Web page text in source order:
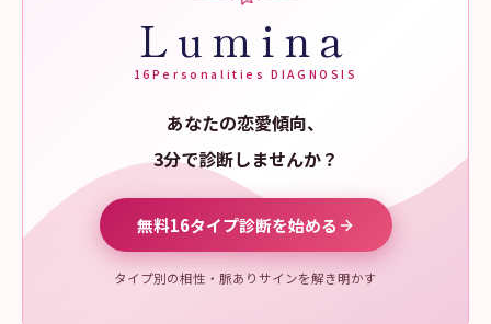
Lumina
16Personalities DIAGNOSIS
あなたの恋愛傾向、
3分で診断しませんか？
無料16タイプ診断を始める
タイプ別の相性・脈ありサインを解き明かす